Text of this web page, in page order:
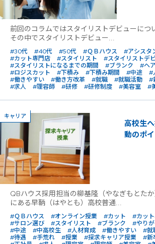
前回のコラムではスタイリストデビューにつ
その中でスタイリストデビュー...
#30代 #40代 #50代 #ＱＢハウス #アシスタ
#カット専門店
#スタイリスト
#スタイリストデ
#スタイリストになるまでの期間
#ブランク #ヘ
#ロジスカット
#下積み #下積み期間 #中途
#
#働きやすい
#働き方改革 #就職 #就職活動 #
#求人
#理容師 #研修 #研修制度 #美容室 #
キャリア
高校生
動のポイ
QBハウス採用担当の柳基隆（やなぎもとた
にある早鞆（はやとも）高校普通...
#ＱＢハウス #オンライン授業 #カット
#カッ
#サロン選び
#スタイリスト #ブランク #やり
#中途
#中高校生 #人材育成 #働きやすい #就
#待遇
#手荒れ #授業 #探求キャリア授業 #新